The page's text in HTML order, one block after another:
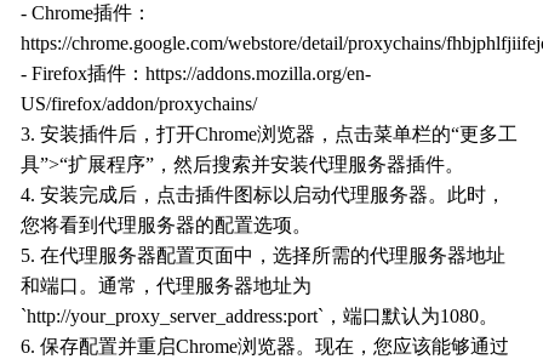
- Chrome插件：
https://chrome.google.com/webstore/detail/proxychains/
- Firefox插件：https://addons.mozilla.org/en-
US/firefox/addon/proxychains/
3. 安装插件后，打开Chrome浏览器，点击菜单栏的“更多工
具”>“扩展程序”，然后搜索并安装代理服务器插件。
4. 安装完成后，点击插件图标以启动代理服务器。此时，
您将看到代理服务器的配置选项。
5. 在代理服务器配置页面中，选择所需的代理服务器地址
和端口。通常，代理服务器地址为
`http://your_proxy_server_address:port`，端口默认为1080。
6. 保存配置并重启Chrome浏览器。现在，您应该能够通过